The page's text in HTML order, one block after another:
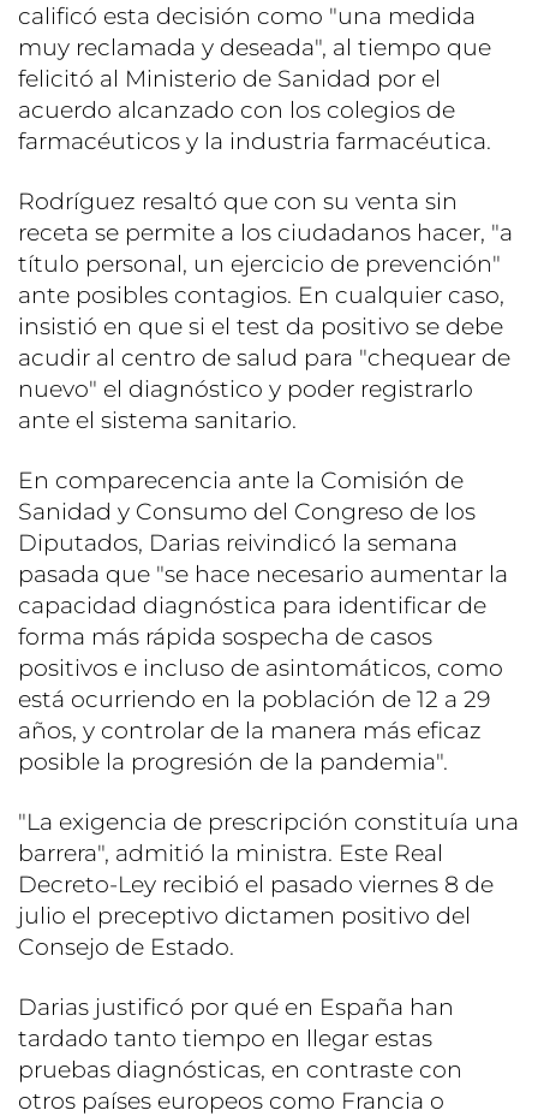
calificó esta decisión como "una medida
muy reclamada y deseada", al tiempo que
felicitó al Ministerio de Sanidad por el
acuerdo alcanzado con los colegios de
farmacéuticos y la industria farmacéutica.
Rodríguez resaltó que con su venta sin
receta se permite a los ciudadanos hacer, "a
título personal, un ejercicio de prevención"
ante posibles contagios. En cualquier caso,
insistió en que si el test da positivo se debe
acudir al centro de salud para "chequear de
nuevo" el diagnóstico y poder registrarlo
ante el sistema sanitario.
En comparecencia ante la Comisión de
Sanidad y Consumo del Congreso de los
Diputados, Darias reivindicó la semana
pasada que "se hace necesario aumentar la
capacidad diagnóstica para identificar de
forma más rápida sospecha de casos
positivos e incluso de asintomáticos, como
está ocurriendo en la población de 12 a 29
años, y controlar de la manera más eficaz
posible la progresión de la pandemia".
"La exigencia de prescripción constituía una
barrera", admitió la ministra. Este Real
Decreto-Ley recibió el pasado viernes 8 de
julio el preceptivo dictamen positivo del
Consejo de Estado.
Darias justificó por qué en España han
tardado tanto tiempo en llegar estas
pruebas diagnósticas, en contraste con
otros países europeos como Francia o